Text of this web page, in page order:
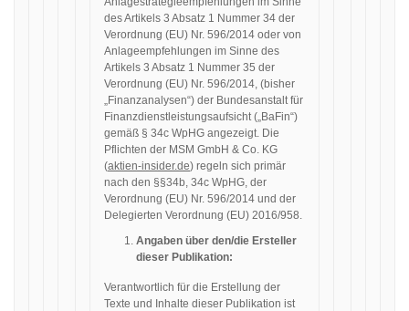
des Artikels 3 Absatz 1 Nummer 34 der
Verordnung (EU) Nr. 596/2014 oder von
Anlageempfehlungen im Sinne des
Artikels 3 Absatz 1 Nummer 35 der
Verordnung (EU) Nr. 596/2014, (bisher
„Finanzanalysen“) der Bundesanstalt für
Finanzdienstleistungsaufsicht („BaFin“)
gemäß § 34c WpHG angezeigt. Die
Pflichten der MSM GmbH & Co. KG
(aktien-insider.de) regeln sich primär
nach den §§34b, 34c WpHG, der
Verordnung (EU) Nr. 596/2014 und der
Delegierten Verordnung (EU) 2016/958.
Angaben über den/die Ersteller
dieser Publikation:
Verantwortlich für die Erstellung der
Texte und Inhalte dieser Publikation ist